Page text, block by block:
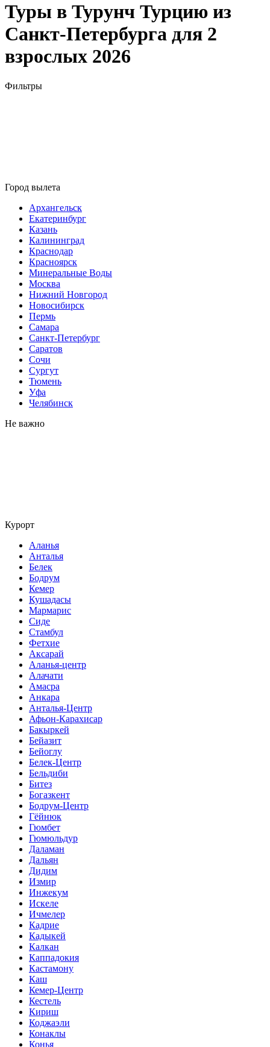
Туры в Турунч Турцию из
Санкт-Петербурга для 2
взрослых 2026
Фильтры
Город вылета
Архангельск
Екатеринбург
Казань
Калининград
Краснодар
Красноярск
Минеральные Воды
Москва
Нижний Новгород
Новосибирск
Пермь
Самара
Санкт-Петербург
Саратов
Сочи
Сургут
Тюмень
Уфа
Челябинск
Не важно
Курорт
Аланья
Анталья
Белек
Бодрум
Кемер
Кушадасы
Мармарис
Сиде
Стамбул
Фетхие
Аксарай
Аланья-центр
Алачати
Амасра
Анкара
Анталья-Центр
Афьон-Карахисар
Бакыркей
Бейазит
Бейоглу
Белек-Центр
Бельдиби
Битез
Богазкент
Бодрум-Центр
Гёйнюк
Гюмбет
Гюмюльдур
Даламан
Дальян
Дидим
Измир
Инжекум
Искеле
Ичмелер
Кадрие
Кадыкей
Калкан
Каппадокия
Кастамону
Каш
Кемер-Центр
Кестель
Кириш
Коджаэли
Конаклы
Конья